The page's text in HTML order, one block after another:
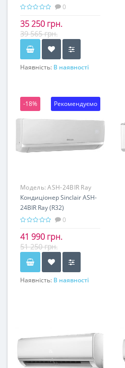
0
35 250 грн.
39 565 грн.
Наявність: В наявності
-18% Рекомендуємо
Модель:ASH-24BIR Ray
(inverter)
Кондиціонер Sinclair ASH-
24BIR Ray (R32)
0
41 990 грн.
51 250 грн.
Наявність: В наявності